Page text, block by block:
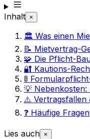
Inhalt ×
🏛️ Was einen
📝 Mietvertrag-
🧩 Die Pflicht-
🔐 Kautions-
🚦
💡
⚠️ Vertragsfallen
❓ Häufige Fragen
Lies auch ×